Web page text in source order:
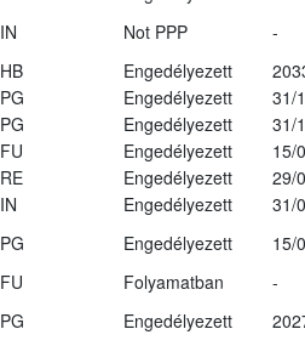
IN Not PPP
-
HB Engedélyezett
PG Engedélyezett
31/
PG Engedélyezett
31/
FU Engedélyezett
15/
RE Engedélyezett
29/
IN Engedélyezett
31/
PG Engedélyezett
15/
FU Folyamatban
-
PG Engedélyezett